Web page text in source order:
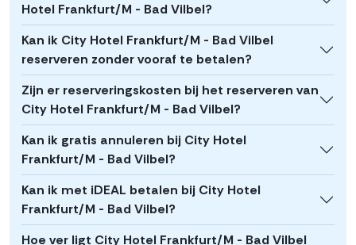
Hotel Frankfurt/M - Bad Vilbel?
Kan ik City Hotel Frankfurt/M - Bad Vilbel
reserveren zonder vooraf te betalen?
Zijn er reserveringskosten bij het reserveren van
City Hotel Frankfurt/M - Bad Vilbel?
Kan ik gratis annuleren bij City Hotel
Frankfurt/M - Bad Vilbel?
Kan ik met iDEAL betalen bij City Hotel
Frankfurt/M - Bad Vilbel?
Hoe ver ligt City Hotel Frankfurt/M - Bad Vilbel